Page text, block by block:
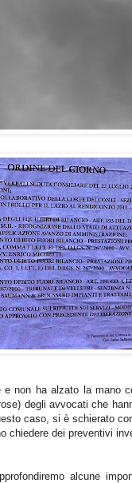
e non ha alzato la mano
degli avvocati che
caso, si è schierato
chiedere dei preventivi
alcune